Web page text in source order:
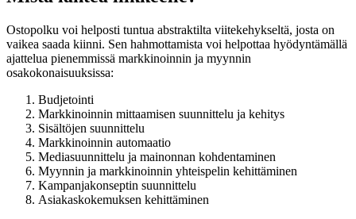
Ostopolku voi helposti tuntua abstraktilta viitekehykseltä, josta on
vaikea saada kiinni. Sen hahmottamista voi helpottaa hyödyntämällä
ajattelua pienemmissä markkinoinnin ja myynnin
osakokonaisuuksissa:
Budjetointi
Markkinoinnin mittaamisen suunnittelu ja kehitys
Sisältöjen suunnittelu
Markkinoinnin automaatio
Mediasuunnittelu ja mainonnan kohdentaminen
Myynnin ja markkinoinnin yhteispelin kehittäminen
Kampanjakonseptin suunnittelu
Asiakaskokemuksen kehittäminen